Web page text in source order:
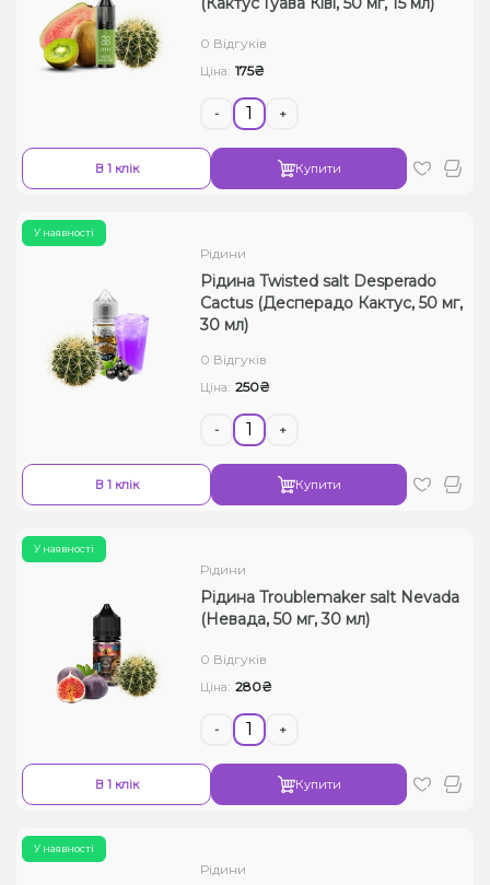
Рідини для електронних сигарет
Подарункові набори
0 Відгуків
Ціна: 175₴
- +
В 1 клік Купити
У наявності
Рідини
Рідина Twisted salt Desperado
Cactus (Десперадо Кактус, 50 ​​мг,
30 мл)
0 Відгуків
Ціна: 250₴
- +
В 1 клік Купити
У наявності
Рідини
Рідина Troublemaker salt Nevada
(Невада, 50 мг, 30 мл)
0 Відгуків
Ціна: 280₴
- +
В 1 клік Купити
У наявності
Рідини